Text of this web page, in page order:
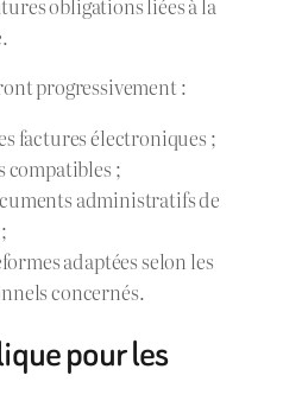
progressivement :
factures électroniques ;
compatibles ;
administratifs de
adaptées selon les
concernés.
pour les